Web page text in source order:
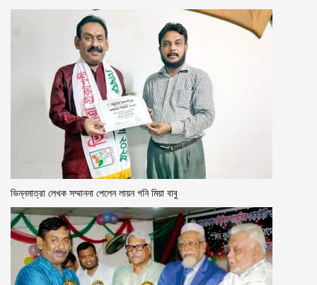
ভিন্নমাত্রা লেখক সম্মাননা পেলেন লায়ন গনি মিয়া বাবু